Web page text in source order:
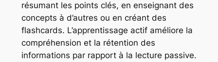
résumant les points clés, en enseignant des
concepts à d’autres ou en créant des
flashcards. L’apprentissage actif améliore la
compréhension et la rétention des
informations par rapport à la lecture passive.